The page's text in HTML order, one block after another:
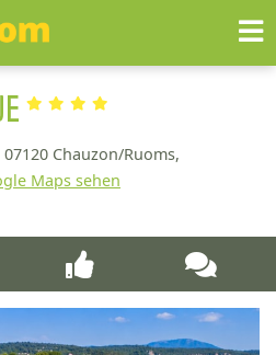
07120 Chauzon/Ruoms,
Maps sehen